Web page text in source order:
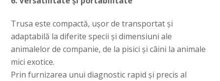
Trusa este compactă, ușor de transportat și
adaptabilă la diferite specii și dimensiuni ale
animalelor de companie, de la pisici și câini la animale
mici exotice.
Prin furnizarea unui diagnostic rapid și precis al